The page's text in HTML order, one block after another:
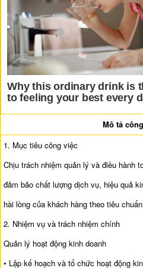
Mô tả
1. Mục tiêu công việc
Chịu trách nhiệm quản lý và điều hành
đảm bảo chất lượng dịch vụ, hiệu quả
hài lòng của khách hàng theo tiêu
2. Nhiệm vụ và trách nhiệm chính
Quản lý hoạt động kinh doanh
• Lập kế hoạch và tổ chức hoạt động